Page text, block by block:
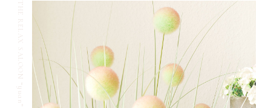
THE RELAX SALOON “yuan”